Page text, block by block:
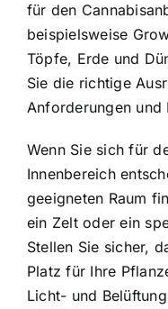
für den
beispielsweise
Töpfe, Erde und
Sie die richtige
Anforderungen und
Wenn Sie sich für
Innenbereich
geeigneten Raum
ein Zelt oder ein
Stellen Sie sicher,
Platz für Ihre
Licht- und